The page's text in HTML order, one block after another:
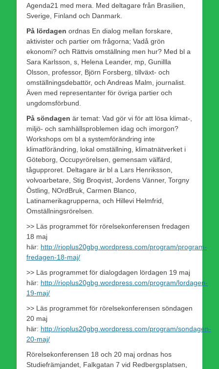
Agenda21 med mera. Med deltagare från Brasilien,
Sverige, Finland och Danmark.
På lördagen ordnas En dialog mellan forskare,
aktivister och partier om frågorna; Vadå grön
ekonomi? och Rättvis omställning men hur? Med bl a
Sara Karlsson, s, Helena Leander, mp, Gunillla
Olsson, professor, Björn Forsberg, tillväxt- och
omställningsdebattör, och Andreas Malm, journalist.
Även med representanter för övriga partier och
ungdomsförbund.
På söndagen är temat: Vad gör vi för att lösa klimat-,
miljö- och samhällsproblemen idag och imorgon?
Workshops om bl a systemförändring inte
klimatförändring, lokal omställning, klimatnätverket i
Göteborg, Occupyrörelsen, gemensam välfärd,
tågupproret. Deltagare är bl a Lars Henriksson,
volvoarbetare, Stig Broqvist, Jordens Vänner, Torgny
Östling, NOrdBruk, Carmen Blanco,
Latinamerikagrupperna, och Hillevi Helmfrid,
Omställningsrörelsen.
>> Läs programmet för rörelsekonferensen fredagen
18 maj
här: http://rioplus20gbg.wordpress.com/program/program-
fredagen-18-maj/
>> Läs programmet för dialogdagen lördagen 19 maj
här: http://rioplus20gbg.wordpress.com/program/lordagen-
19-maj/
>> Läs programmet för rörelsekonferensen söndagen
20 maj
här: http://rioplus20gbg.wordpress.com/program/sondagen-
20-maj/
Rörelsekonferensen 18 och 20 maj ordnas hos
Studiefrämjandet, Falkgatan 7 vid Redbergsplatsen,